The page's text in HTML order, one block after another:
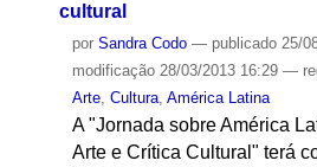
cultural
por Sandra Codo — publicado25/
modificação28/03/2013 16:29 —
Arte, Cultura, América Latina
A "Jornada sobre América
Arte e Crítica Cultural" terá